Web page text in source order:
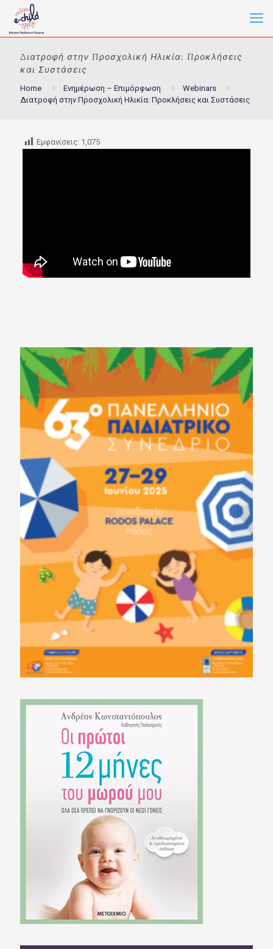
Διατροφή στην Προσχολική Ηλικία: Προκλήσεις
και Συστάσεις
Home Ενημέρωση – Επιμόρφωση
Webinars
Διατροφή στην Προσχολική Ηλικία: Προκλήσεις και Συστάσεις
Εμφανίσεις: 1,075